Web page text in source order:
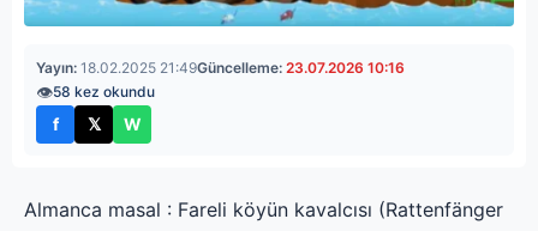
Yayın: 18.02.2025 21:49Güncelleme: 23.07.2026 10:16
👁58 kez okundu
Facebook'ta paylaş
f
X'te paylaş
𝕏
WhatsApp'ta paylaş
W
Almanca masal : Fareli köyün kavalcısı (Rattenfänger